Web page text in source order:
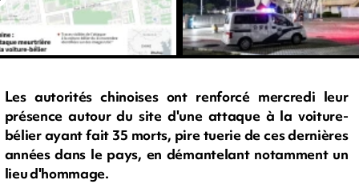
Les autorités chinoises ont renforcé mercredi leur
présence autour du site d'une attaque à la voiture-
bélier ayant fait 35 morts, pire tuerie de ces dernières
années dans le pays, en démantelant notamment un
lieu d'hommage.